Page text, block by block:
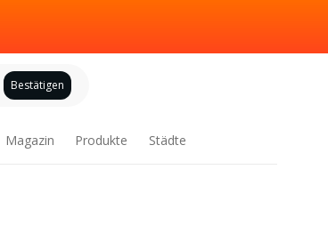
Bestätigen
Magazin Produkte Städte